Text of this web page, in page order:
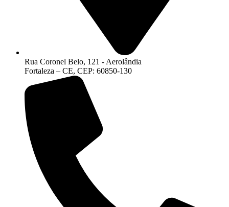
Rua Coronel Belo, 121 - Aerolândia
Fortaleza – CE, CEP: 60850-130